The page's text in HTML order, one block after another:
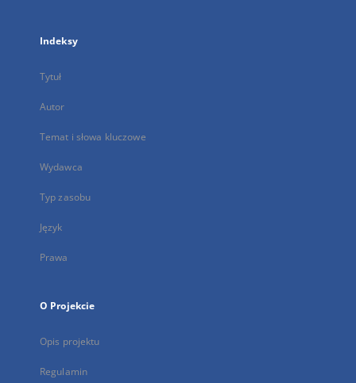
Indeksy
Tytuł
Autor
Temat i słowa kluczowe
Wydawca
Typ zasobu
Język
Prawa
O Projekcie
Opis projektu
Regulamin